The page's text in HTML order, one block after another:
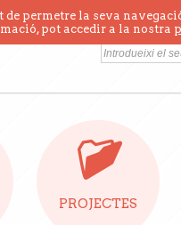
permetre la seva
pot accedir a la nostra
Suscrigui's
PROJECTES